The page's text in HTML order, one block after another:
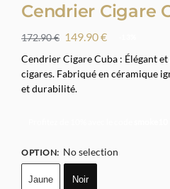
Cendrier Cigare
172.90€ 149.90€
Cendrier Cigare Cuba : Élégant
cigares. Fabriqué en céramique
et durabilité.
OPTION: No selection
Jaune Noir